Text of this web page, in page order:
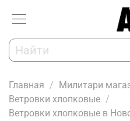
Главная
Милитари
Ветровки хлопковые
Ветровки хлопковые в